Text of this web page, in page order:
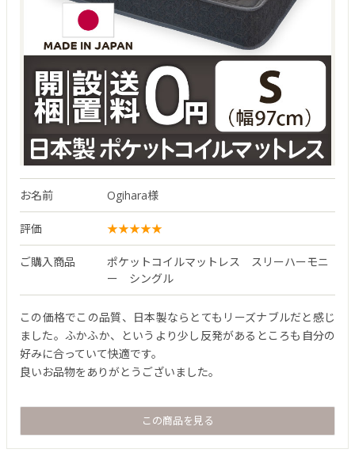
お名前 Ogihara様
評価
ご購入商品
ポケットコイルマットレス スリーハーモニ
ー シングル
この価格でこの品質、日本製ならとてもリーズナブルだと感じ
ました。ふかふか、というより少し反発があるところも自分の
好みに合っていて快適です。
良いお品物をありがとうございました。
この商品を見る